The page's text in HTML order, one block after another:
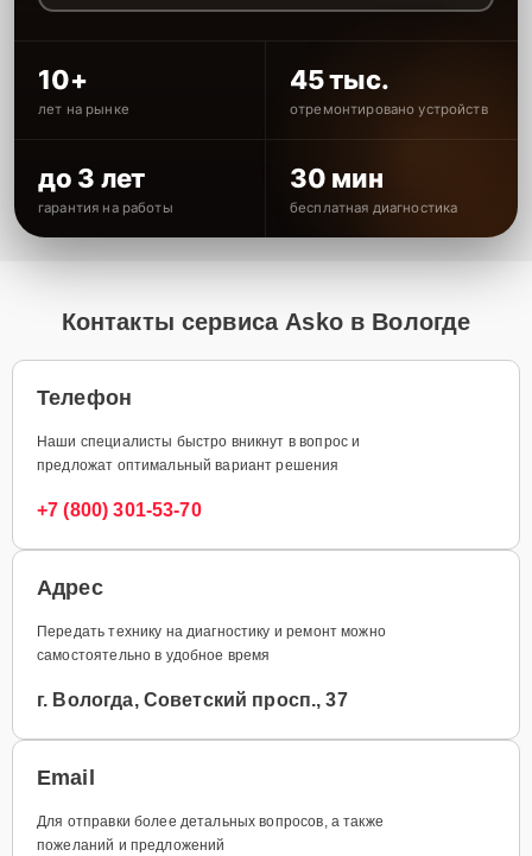
10+
лет на рынке
45 тыс.
отремонтировано устройств
до 3 лет
гарантия на работы
30 мин
бесплатная диагностика
Контакты сервиса Asko в Вологде
Телефон
Наши специалисты быстро вникнут в вопрос и
предложат оптимальный вариант решения
+7 (800) 301-53-70
Адрес
Передать технику на диагностику и ремонт можно
самостоятельно в удобное время
г. Вологда, Советский просп., 37
Email
Для отправки более детальных вопросов, а также
пожеланий и предложений